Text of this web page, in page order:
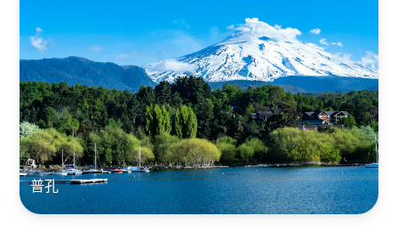
普孔